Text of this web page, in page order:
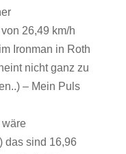
26,49 km/h
Ironman in Roth
nicht ganz zu
– Mein Puls
das sind 16,96